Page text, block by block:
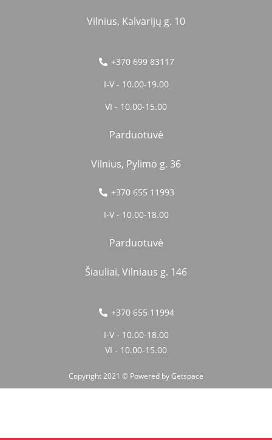
Vilnius, Kalvarijų g. 10
+370 699 83117
I-V - 10.00-19.00
VI - 10.00-15.00
Parduotuvė
Vilnius, Pylimo g. 36
+370 655 11993
I-V - 10.00-18.00
Parduotuvė
Šiauliai, Vilniaus g. 146
+370 655 11994
I-V - 10.00-18.00
VI - 10.00-15.00
Copyright 2021 © Powered byGetspace